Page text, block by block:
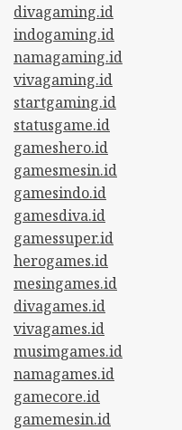
divagaming.id
indogaming.id
namagaming.id
vivagaming.id
startgaming.id
statusgame.id
gameshero.id
gamesmesin.id
gamesindo.id
gamesdiva.id
gamessuper.id
herogames.id
mesingames.id
divagames.id
vivagames.id
musimgames.id
namagames.id
gamecore.id
gamemesin.id